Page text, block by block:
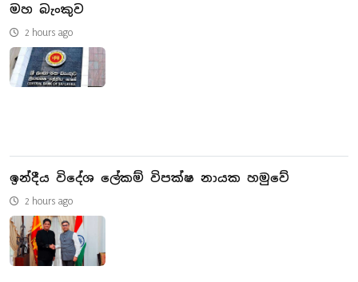
මහ බැංකුව
2 hours ago
ඉන්දීය විදේශ ලේකම් විපක්ෂ නායක හමුවේ
2 hours ago